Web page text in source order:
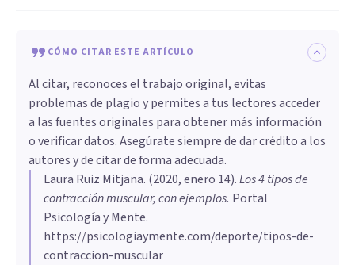
CÓMO CITAR ESTE ARTÍCULO
Al citar, reconoces el trabajo original, evitas
problemas de plagio y permites a tus lectores acceder
a las fuentes originales para obtener más información
o verificar datos. Asegúrate siempre de dar crédito a los
autores y de citar de forma adecuada.
Laura Ruiz Mitjana. (2020, enero 14).Los 4 tipos de
contracción muscular, con ejemplos. Portal
Psicología y Mente.
https://psicologiaymente.com/deporte/tipos-de-
contraccion-muscular